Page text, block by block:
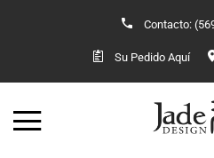
Contacto:
Su Pedido Aquí